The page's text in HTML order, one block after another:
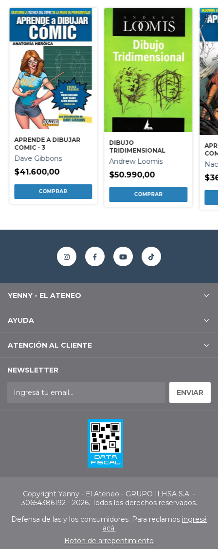
APRENDE A DIBUJAR
COMIC - 3
Dave Gibbons
$41.600,00
DIBUJO
TRIDIMENSIONAL
Andrew Loomis
$50.990,00
YENNY - EL ATENEO
AYUDA
ATENCIÓN AL CLIENTE
NEWSLETTER
Copyright Yenny - El Ateneo - GRUPO ILHSA S.A. -
30654386192 - 2026. Todos los derechos reservados.
Defensa de las y los consumidores. Para reclamos ingresá
acá.
Botón de arrepentimiento